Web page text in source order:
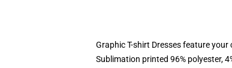
Graphic T-shirt Dresses feature
Sublimation printed 96% polyester,